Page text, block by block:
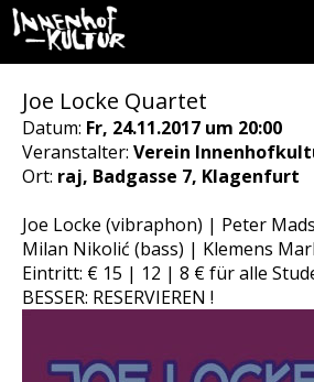
Joe Locke Quartet
Datum: Fr, 24.11.2017 um 20:00
Veranstalter: Verein
Ort: raj, Badgasse 7, Klagenfurt
Joe Locke (vibraphon) | Peter
Milan Nikolić (bass) | Klemens
Eintritt: € 15 | 12 | 8 € für alle
BESSER: RESERVIEREN !